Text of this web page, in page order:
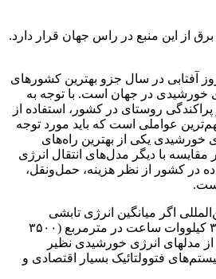
منبع در راس جهان قرار دارد.
۳۰۰ روز آفتابی در سال جزو بهترین کشورهای
در جهان است. با توجه به
در کشور، استفاده از
است که باید مورد توجه
یکی از بهترین راه‌های
دیگر مدل‌های انتقال انرژی
از نظر هزینه، حمل‌ونقل،
میانگین انرژی تابشی
خورشید در روز بالاتر از ۳٫۵ کیلووات ساعت در مترمربع (۳۵۰۰
انرژی خورشیدی نظیر
بسیار اقتصادی و